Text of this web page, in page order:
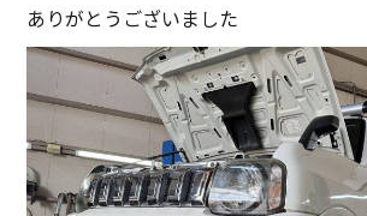
ありがとうございました